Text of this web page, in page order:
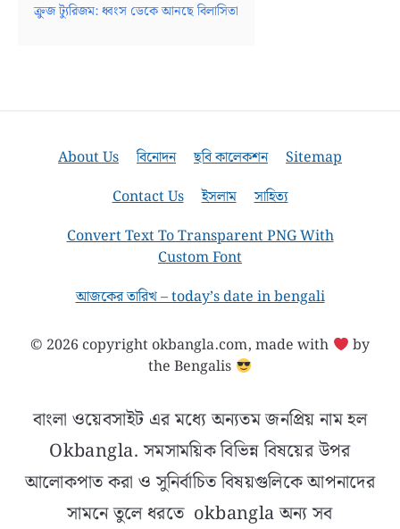
ক্রুজ ট্যুরিজম: ধ্বংস ডেকে আনছে বিলাসিতা
About Us বিনোদন ছবি কালেকশন
Sitemap
Contact Us
ইসলাম
সাহিত্য
Convert Text To Transparent PNG With
Custom Font
আজকের তারিখ – today’s date in bengali
© 2026 copyright okbangla.com, made with
by
the Bengalis
বাংলা ওয়েবসাইট এর মধ্যে অন্যতম জনপ্রিয় নাম হল
Okbangla. সমসাময়িক বিভিন্ন বিষয়ের উপর
আলোকপাত করা ও সুনির্বাচিত বিষয়গুলিকে আপনাদের
সামনে তুলে ধরতে okbangla অন্য সব